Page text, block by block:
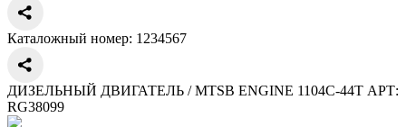
Каталожный номер: 1234567
ДИЗЕЛЬНЫЙ ДВИГАТЕЛЬ / MTSB ENGINE 1104C-44T АРТ:
RG38099